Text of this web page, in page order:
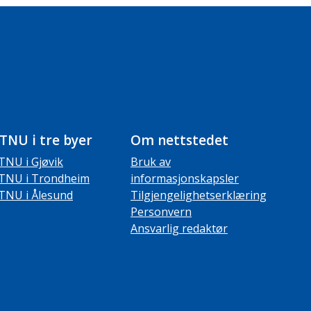
i tre byer
i Gjøvik
i Trondheim
i Ålesund
Om nettstedet
Bruk av
informasjonskapsler
Tilgjengelighetserklæring
Personvern
Ansvarlig redaktør